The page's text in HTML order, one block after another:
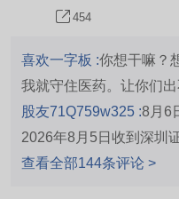
454
喜欢一字板 :你想干嘛？
我就守住医药。让你们出
股友71Q759w325 :8月6
2026年8月5日收到深圳
州宏丰电工合金股份有
查看全部144条评论 >